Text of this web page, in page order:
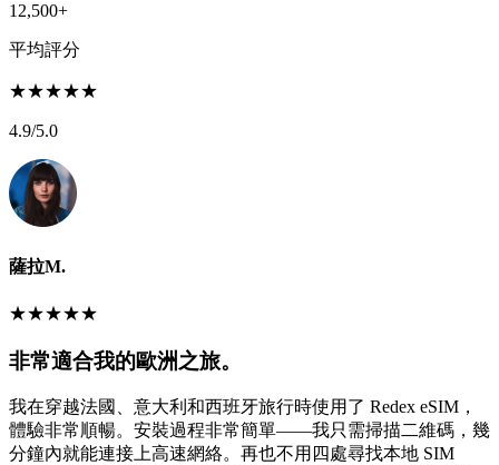
12,500+
平均評分
★★★★★
4.9/5.0
薩拉M.
★★★★★
非常適合我的歐洲之旅。
我在穿越法國、意大利和西班牙旅行時使用了 Redex eSIM，
體驗非常順暢。安裝過程非常簡單——我只需掃描二維碼，幾
分鐘內就能連接上高速網絡。再也不用四處尋找本地 SIM